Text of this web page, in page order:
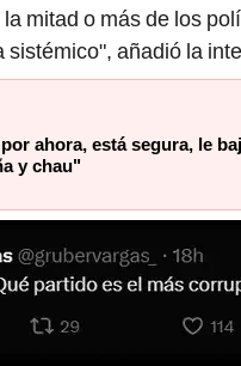
mitad o más de los
sistémico", añadió la
ahora, está segura, le
y chau"